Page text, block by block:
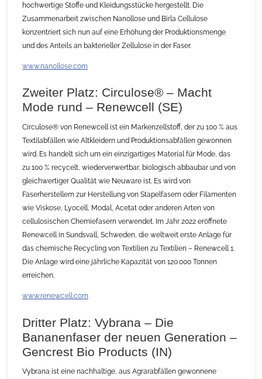
hochwertige Stoffe und Kleidungsstücke hergestellt. Die
Zusammenarbeit zwischen Nanollose und Birla Cellulose
konzentriert sich nun auf eine Erhöhung der Produktionsmenge
und des Anteils an bakterieller Zellulose in der Faser.
www.nanollose.com
Zweiter Platz: Circulose® – Macht
Mode rund – Renewcell (SE)
Circulose® von Renewcell ist ein Markenzellstoff, der zu 100 % aus
Textilabfällen wie Altkleidern und Produktionsabfällen gewonnen
wird. Es handelt sich um ein einzigartiges Material für Mode, das
zu 100 % recycelt, wiederverwertbar, biologisch abbaubar und von
gleichwertiger Qualität wie Neuware ist. Es wird von
Faserherstellern zur Herstellung von Stapelfasern oder Filamenten
wie Viskose, Lyocell, Modal, Acetat oder anderen Arten von
cellulosischen Chemiefasern verwendet. Im Jahr 2022 eröffnete
Renewcell in Sundsvall, Schweden, die weltweit erste Anlage für
das chemische Recycling von Textilien zu Textilien – Renewcell 1.
Die Anlage wird eine jährliche Kapazität von 120.000 Tonnen
erreichen.
www.renewcell.com
Dritter Platz: Vybrana – Die
Bananenfaser der neuen Generation –
Gencrest Bio Products (IN)
Vybrana ist eine nachhaltige, aus Agrarabfällen gewonnene